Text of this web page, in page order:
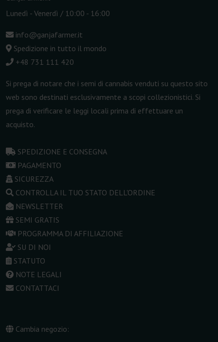
Lunedì - Venerdì / 10:00 - 16:00
info@ganjafarmer.it
Spedizione in tutto il mondo
+48 731 111 420
Si prega di notare che i semi di cannabis venduti su questo sito
web sono destinati esclusivamente a scopi collezionistici. Si
prega di verificare le leggi locali prima di effettuare un
acquisto.
SPEDIZIONE E CONSEGNA
PAGAMENTO
SICUREZZA
CONTROLLA IL TUO STATO DELL'ORDINE
NEWSLETTER
SEMI GRATIS
PROGRAMMA DI AFFILIAZIONE
SU DI NOI
STATUTO
NOTE LEGALI
CONTATTACI
Cambia negozio: